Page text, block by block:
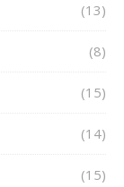
(13)
(8)
(15)
(14)
(15)